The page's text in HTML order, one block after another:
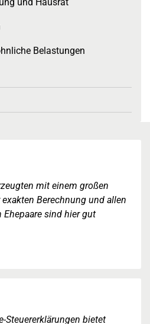
Belastungen
mit einem großen
Berechnung und allen
sind hier gut
Steuererklärungen bietet